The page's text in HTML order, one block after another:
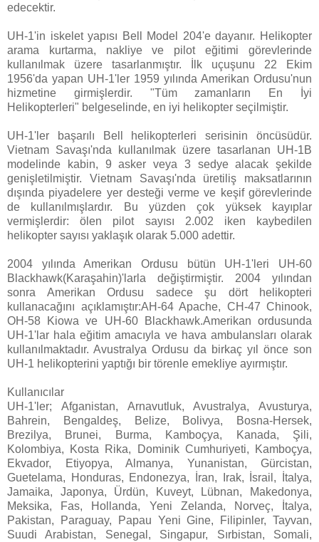
edecektir.
UH-1'in iskelet yapısı Bell Model 204'e dayanır. Helikopter
arama kurtarma, nakliye ve pilot eğitimi görevlerinde
kullanılmak üzere tasarlanmıştır. İlk uçuşunu 22 Ekim
1956'da yapan UH-1'ler 1959 yılında Amerikan Ordusu'nun
hizmetine girmişlerdir. "Tüm zamanların En İyi
Helikopterleri" belgeselinde, en iyi helikopter seçilmiştir.
UH-1'ler başarılı Bell helikopterleri serisinin öncüsüdür.
Vietnam Savaşı'nda kullanılmak üzere tasarlanan UH-1B
modelinde kabin, 9 asker veya 3 sedye alacak şekilde
genişletilmiştir. Vietnam Savaşı'nda üretiliş maksatlarının
dışında piyadelere yer desteği verme ve keşif görevlerinde
de kullanılmışlardır. Bu yüzden çok yüksek kayıplar
vermişlerdir: ölen pilot sayısı 2.002 iken kaybedilen
helikopter sayısı yaklaşık olarak 5.000 adettir.
2004 yılında Amerikan Ordusu bütün UH-1'leri UH-60
Blackhawk(Karaşahin)'larla değiştirmiştir. 2004 yılından
sonra Amerikan Ordusu sadece şu dört helikopteri
kullanacağını açıklamıştır:AH-64 Apache, CH-47 Chinook,
OH-58 Kiowa ve UH-60 Blackhawk.Amerikan ordusunda
UH-1'lar hala eğitim amacıyla ve hava ambulansları olarak
kullanılmaktadır. Avustralya Ordusu da birkaç yıl önce son
UH-1 helikopterini yaptığı bir törenle emekliye ayırmıştır.
Kullanıcılar
UH-1'ler; Afganistan, Arnavutluk, Avustralya, Avusturya,
Bahrein, Bengaldeş, Belize, Bolivya, Bosna-Hersek,
Brezilya, Brunei, Burma, Kamboçya, Kanada, Şili,
Kolombiya, Kosta Rika, Dominik Cumhuriyeti, Kamboçya,
Ekvador, Etiyopya, Almanya, Yunanistan, Gürcistan,
Guetelama, Honduras, Endonezya, İran, Irak, İsrail, İtalya,
Jamaika, Japonya, Ürdün, Kuveyt, Lübnan, Makedonya,
Meksika, Fas, Hollanda, Yeni Zelanda, Norveç, İtalya,
Pakistan, Paraguay, Papau Yeni Gine, Filipinler, Tayvan,
Suudi Arabistan, Senegal, Singapur, Sırbistan, Somali,